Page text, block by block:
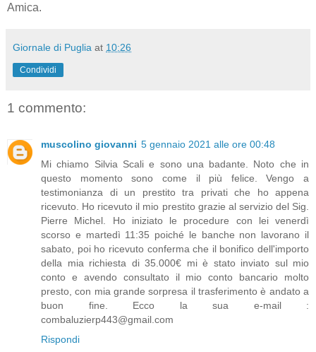
Amica.
Giornale di Puglia at 10:26
Condividi
1 commento:
muscolino giovanni 5 gennaio 2021 alle ore 00:48
Mi chiamo Silvia Scali e sono una badante. Noto che in
questo momento sono come il più felice. Vengo a
testimonianza di un prestito tra privati che ho appena
ricevuto. Ho ricevuto il mio prestito grazie al servizio del Sig.
Pierre Michel. Ho iniziato le procedure con lei venerdì
scorso e martedì 11:35 poiché le banche non lavorano il
sabato, poi ho ricevuto conferma che il bonifico dell'importo
della mia richiesta di 35.000€ mi è stato inviato sul mio
conto e avendo consultato il mio conto bancario molto
presto, con mia grande sorpresa il trasferimento è andato a
buon fine. Ecco la sua e-mail :
combaluzierp443@gmail.com
Rispondi